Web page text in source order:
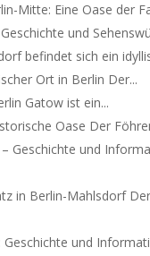
Mitte: Eine Oase der
und
befindet sich ein
Ort in Berlin Der...
Gatow ist ein...
Oase Der
Geschichte und
in Berlin-Mahlsdorf
und